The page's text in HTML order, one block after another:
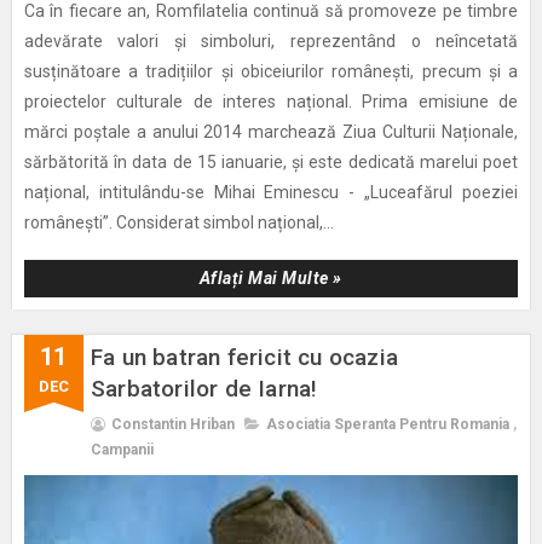
Ca în fiecare an, Romfilatelia continuă să promoveze pe timbre
adevărate valori și simboluri, reprezentând o neîncetată
susținătoare a tradițiilor și obiceiurilor românești, precum și a
proiectelor culturale de interes național. Prima emisiune de
mărci poștale a anului 2014 marchează Ziua Culturii Naționale,
sărbătorită în data de 15 ianuarie, și este dedicată marelui poet
național, intitulându-se Mihai Eminescu - „Luceafărul poeziei
românești”. Considerat simbol național,...
Aflați Mai Multe »
11
DEC
Fa un batran fericit cu ocazia
Sarbatorilor de Iarna!
Constantin Hriban Asociatia Speranta Pentru Romania ,
Campanii